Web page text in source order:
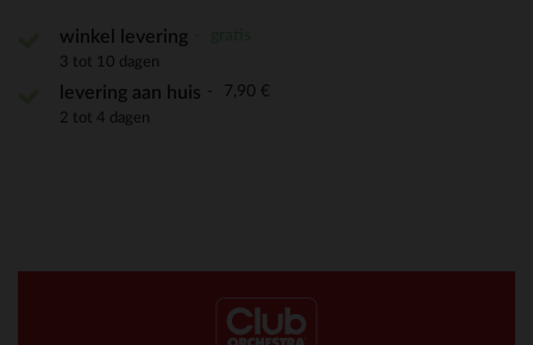
winkel levering
3 tot 10 dagen
levering aan huis 7,90 €
2 tot 4 dagen